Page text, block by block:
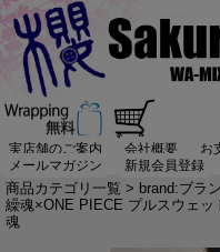
実店舗のご案内 会社概要 お
メールマガジン
新規会員登録
商品カテゴリ一覧 > brand:ブラ
繰魂×ONE PIECE プルスウェ
魂